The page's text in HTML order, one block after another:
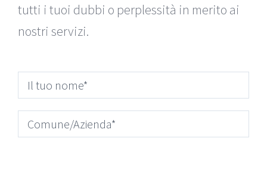
tutti i tuoi dubbi o perplessità in merito ai
nostri servizi.